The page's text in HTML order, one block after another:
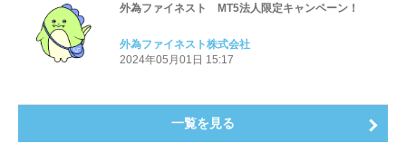
外為ファイネスト MT5法人限定キャンペーン！
外為ファイネスト株式会社
2024年05月01日 15:17
一覧を見る